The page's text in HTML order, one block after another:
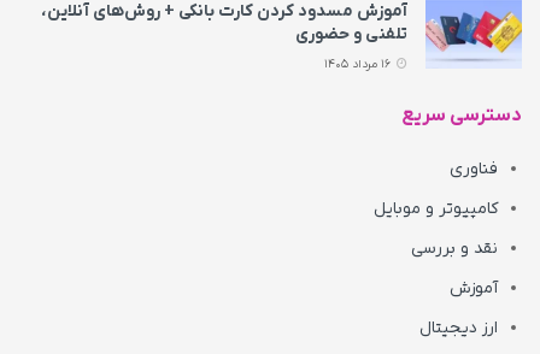
آموزش مسدود کردن کارت بانکی + روش‌های آنلاین،
تلفنی و حضوری
دسترسی سریع
فناوری
کامپیوتر و موبایل
نقد و بررسی
آموزش
ارز دیجیتال